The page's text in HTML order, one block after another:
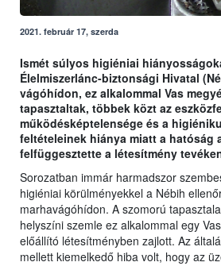
2021. február 17, szerda
Ismét súlyos higiéniai
Élelmiszerlánc-biztonsági Hivatal
vágóhídon, ez alkalommal Vas
tapasztaltak, többek közt az
működésképtelensége és a
feltételeinek hiánya miatt a hatóság
felfüggesztette a létesítmény
Sorozatban immár harmadszor
higiéniai körülményekkel a Nébih
marhavágóhídon. A szomorú
helyszíni szemle ez alkalommal egy
előállító létesítményben zajlott. Az
mellett kiemelkedő hiba volt, hogy az